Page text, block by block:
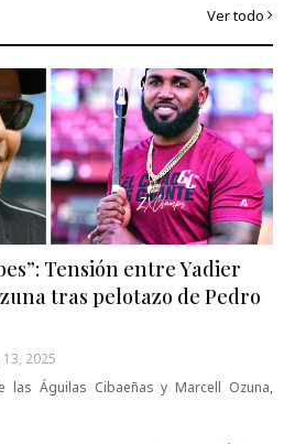
Ver todo
Tensión entre Yadier
tras pelotazo de Pedro
13, 2025
las Águilas Cibaeñas y Marcell Ozuna,